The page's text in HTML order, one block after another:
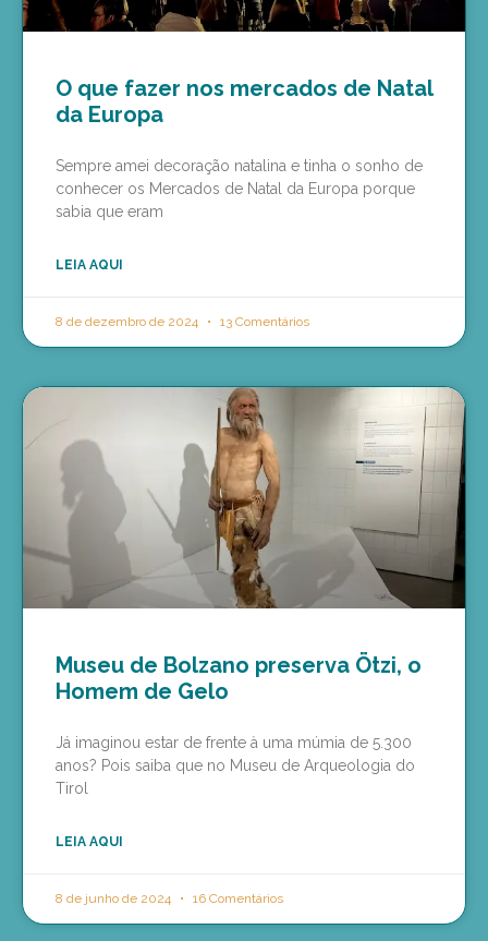
O que fazer nos mercados de Natal
da Europa
Sempre amei decoração natalina e tinha o sonho de
conhecer os Mercados de Natal da Europa porque
sabia que eram
LEIA AQUI
8 de dezembro de 2024 13 Comentários
Museu de Bolzano preserva Ötzi, o
Homem de Gelo
Já imaginou estar de frente à uma múmia de 5.300
anos? Pois saiba que no Museu de Arqueologia do
Tirol
LEIA AQUI
8 de junho de 2024 16 Comentários